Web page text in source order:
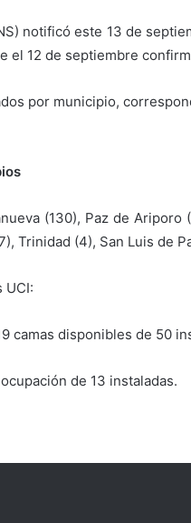
notificó este 13 de
el 12 de septiembre
por municipio,
(130), Paz de
Trinidad (4), San Luis de
UCI:
camas disponibles de 50
de 13 instaladas.